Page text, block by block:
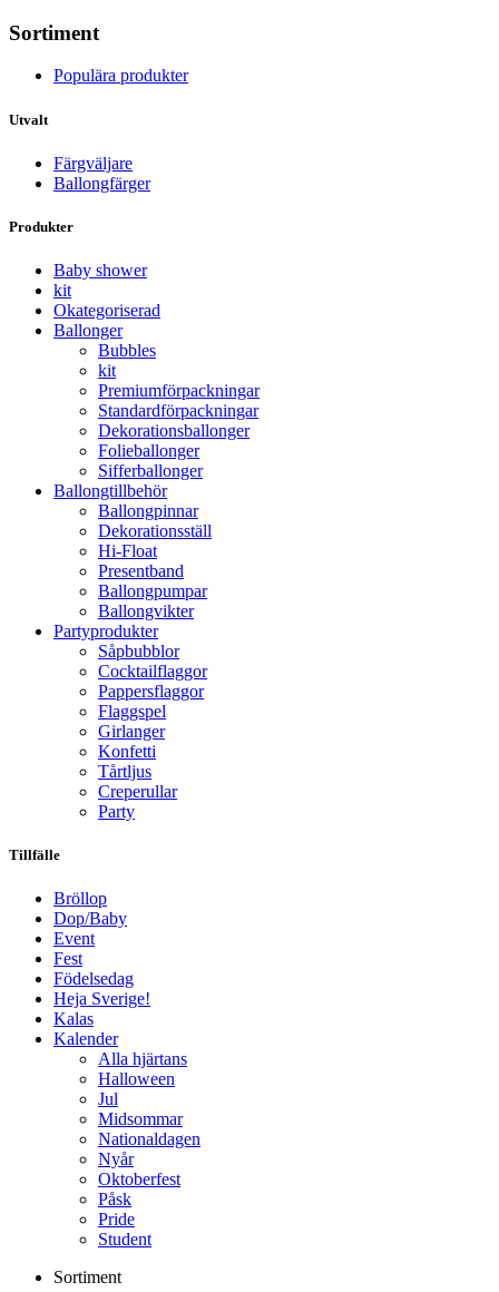
Sortiment
Populära produkter
Utvalt
Färgväljare
Ballongfärger
Produkter
Baby shower
kit
Okategoriserad
Ballonger
Bubbles
kit
Premium­förpackningar
Standard­­förpackningar
Dekorations­ballonger
Folie­­­ballonger
Siffer­­ballonger
Ballong­tillbehör
Ballongpinnar
Dekorationsställ
Hi-Float
Presentband
Ballongpumpar
Ballong­vikter
Party­­produkter
Såpbubblor
Cocktail­flaggor
Pappers­flaggor
Flaggspel
Girlanger
Konfetti
Tårtljus
Creperullar
Party
Tillfälle
Bröllop
Dop/Baby
Event
Fest
Födelsedag
Heja Sverige!
Kalas
Kalender
Alla hjärtans
Halloween
Jul
Midsommar
Nationaldagen
Nyår
Oktoberfest
Påsk
Pride
Student
Sortiment